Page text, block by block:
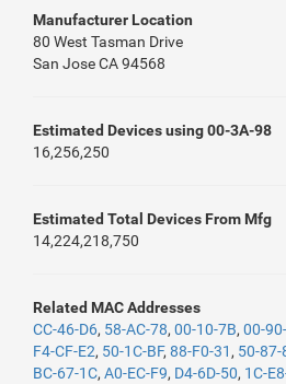
Manufacturer Location
80 West Tasman Drive
San Jose CA 94568
Estimated Devices using 00-3A-98
16,256,250
Estimated Total Devices From Mfg
14,224,218,750
Related MAC Addresses
CC-46-D6, 58-AC-78, 00-10-7B, 00-
F4-CF-E2, 50-1C-BF, 88-F0-31 , 50-87-
BC-67-1C, A0-EC-F9, D4-6D-50, 1C-